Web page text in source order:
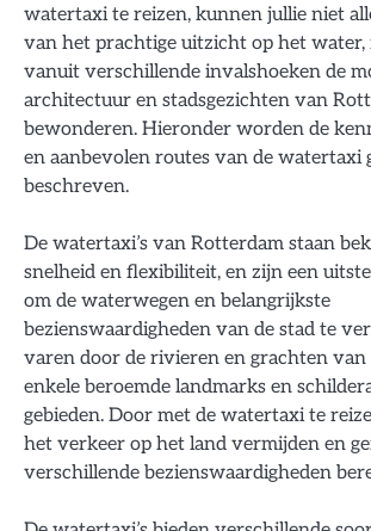
watertaxi te reizen, kunnen jullie niet
van het prachtige uitzicht op het water,
vanuit verschillende invalshoeken de
architectuur en stadsgezichten van
bewonderen. Hieronder worden de
en aanbevolen routes van de watertaxi
beschreven.
De watertaxi’s van Rotterdam staan
snelheid en flexibiliteit, en zijn een
om de waterwegen en belangrijkste
bezienswaardigheden van de stad te
varen door de rivieren en grachten van
enkele beroemde landmarks en
gebieden. Door met de watertaxi te
het verkeer op het land vermijden en
verschillende bezienswaardigheden